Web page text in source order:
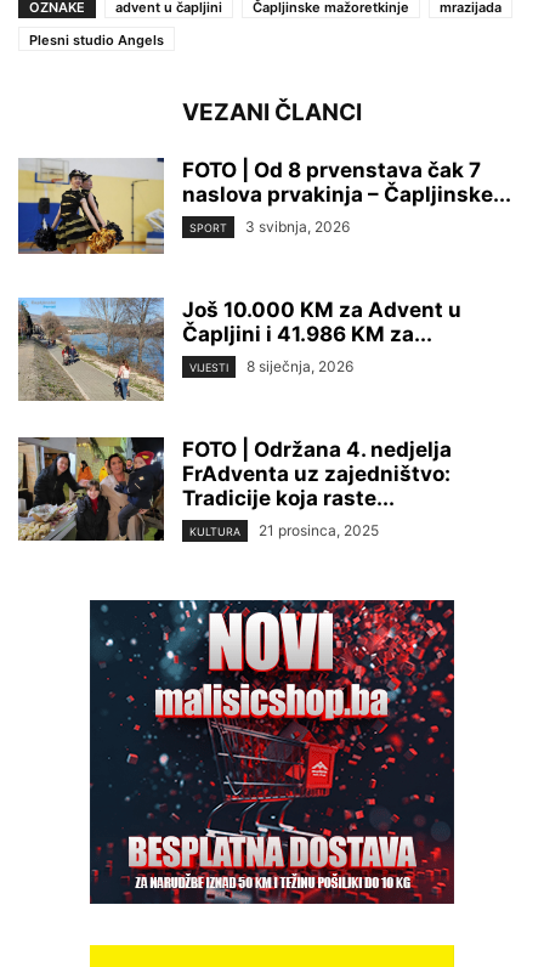
OZNAKE
advent u čapljini Čapljinske mažoretkinje
mrazijada
Plesni studio Angels
VEZANI ČLANCI
FOTO | Od 8 prvenstava čak 7
naslova prvakinja – Čapljinske...
SPORT 3 svibnja, 2026
Još 10.000 KM za Advent u
Čapljini i 41.986 KM za...
VIJESTI 8 siječnja, 2026
FOTO | Održana 4. nedjelja
FrAdventa uz zajedništvo:
Tradicije koja raste...
KULTURA 21 prosinca, 2025